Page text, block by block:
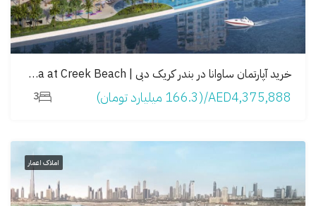
خرید آپارتمان ساوانا در بندر کریک دبی | Savanna at Creek Beach
AED4,375,888/(166.3 میلیارد تومان) 3
املاک اعمار